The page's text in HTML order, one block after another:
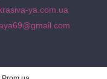
ya.com.ua